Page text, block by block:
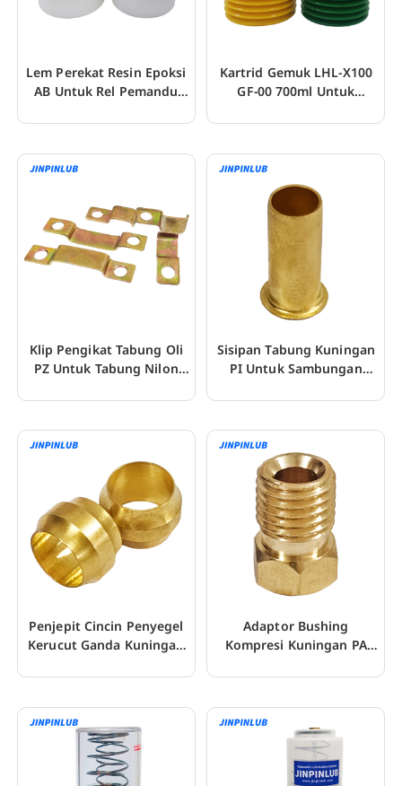
Lem Perekat Resin Epoksi
AB Untuk Rel Pemandu
Kartrid Gemuk LHL-X100
GF-00 700ml Untuk
Klip Pengikat Tabung Oli
PZ Untuk Tabung Nilon
Sisipan Tabung Kuningan
PI Untuk Sambungan
Penjepit Cincin Penyegel
Kerucut Ganda Kuningan
Adaptor Bushing
Kompresi Kuningan PA